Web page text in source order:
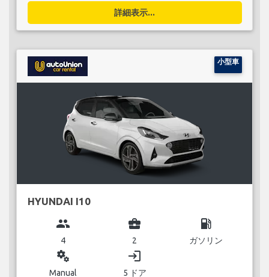
詳細表示...
小型車
HYUNDAI I10
group
4
business_center
2
local_gas_station
ガソリン
miscellaneous_services
Manual
login
5 ドア